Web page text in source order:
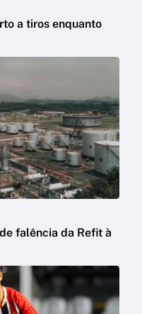
a tiros enquanto
falência da Refit à